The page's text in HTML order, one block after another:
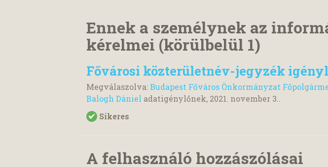
Ennek a személynek az
kérelmei (körülbelül 1)
Fővárosi közterületnév-jegyzék
Megválaszolva:Budapest Főváros Önkormányzat
Balogh Dániel adatigénylőnek, 2021. november 3..
Sikeres
A felhasználó hozzászólásai